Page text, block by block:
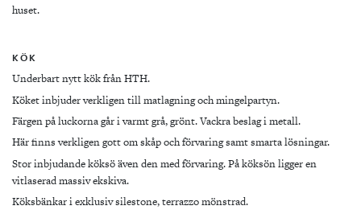
huset.
KÖK
Underbart nytt kök från HTH.
Köket inbjuder verkligen till matlagning och mingelpartyn.
Färgen på luckorna går i varmt grå, grönt. Vackra beslag i metall.
Här finns verkligen gott om skåp och förvaring samt smarta lösningar.
Stor inbjudande köksö även den med förvaring. På köksön ligger en
vitlaserad massiv ekskiva.
Köksbänkar i exklusiv silestone, terrazzo mönstrad.